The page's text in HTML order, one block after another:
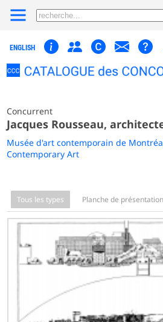
ENGLISH
Concurrent
Jacques Rousseau,
Musée d'art contemporain de
Contemporary Art
Tous les types Planche de présentation